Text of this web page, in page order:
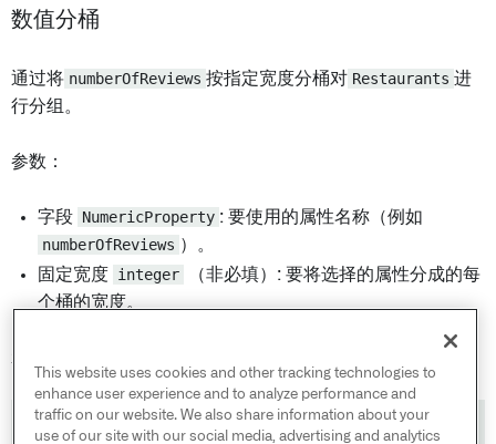
数值分桶
通过将 numberOfReviews 按指定宽度分桶对 Restaurants 进
行分组。
参数：
字段 NumericProperty : 要使用的属性名称（例如
numberOfReviews ）。
固定宽度
integer
（非必填）: 要将选择的属性分成的每
个桶的宽度。
1 AggregationResponse groupedRestaurants = client
This website uses cookies and other tracking technologies to
enhance user experience and to analyze performance and
traffic on our website. We also share information about your
use of our site with our social media, advertising and analytics